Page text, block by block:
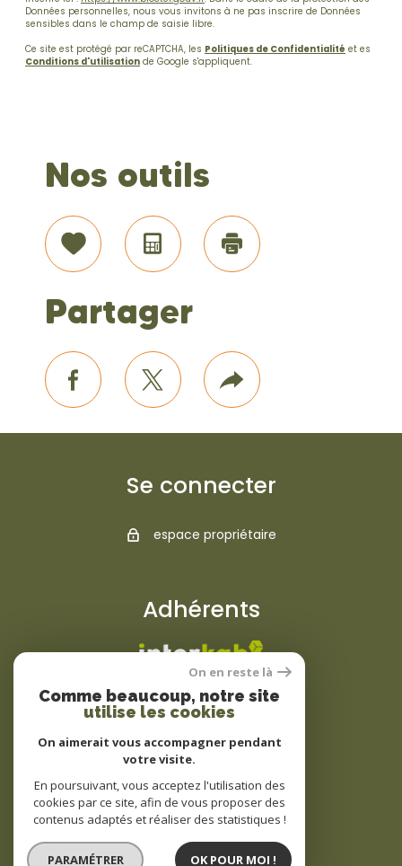
Données personnelles, nous vous invitons à ne pas inscrire de Données
sensibles dans le champ de saisie libre.
Ce site est protégé par reCAPTCHA, les Politiques de Confidentialité et es
Conditions d'utilisation de Google s'appliquent.
Nos outils
SélectionnerCalculatrice
Imprimer
Partager
facebooktwitterPlus
de
partage
Se connecter
espace propriétaire
Adhérents
© 2022
Tous droits réservés
Traduction powered by Google
On en reste là
Comme beaucoup, notre site
utilise les cookies
On aimerait vous accompagner pendant
votre visite.
En poursuivant, vous acceptez l'utilisation des
cookies par ce site, afin de vous proposer des
contenus adaptés et réaliser des statistiques !
PARAMÉTRER OK POUR MOI !